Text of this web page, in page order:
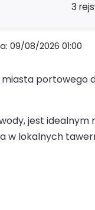
3
09/08/2026 01:00
portowego
jest
w lokalnych